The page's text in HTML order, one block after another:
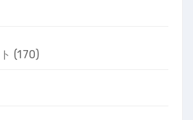
(170)